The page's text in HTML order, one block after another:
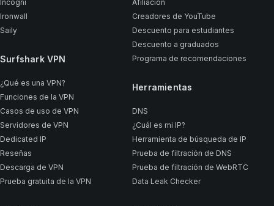
Incogni
Ironwall
Saily
Surfshark VPN
¿Qué es una VPN?
Funciones de la VPN
Casos de uso de VPN
Servidores de VPN
Dedicated IP
Reseñas
Descarga de VPN
Prueba gratuita de la VPN
Afiliación
Creadores de YouTube
Descuento para estudiantes
Descuento a graduados
Programa de recomendaciones
Herramientas
DNS
¿Cuál es mi IP?
Herramienta de búsqueda de IP
Prueba de filtración de DNS
Prueba de filtración de WebRTC
Data Leak Checker